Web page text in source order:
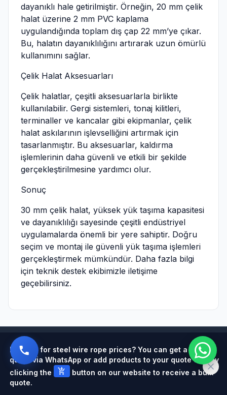
dayanıklı hale getirilmiştir. Örneğin, 20 mm çelik
halat üzerine 2 mm PVC kaplama
uygulandığında toplam dış çap 22 mm’ye çıkar.
Bu, halatın dayanıklılığını artırarak uzun ömürlü
kullanımını sağlar.
Çelik Halat Aksesuarları
Çelik halatlar, çeşitli aksesuarlarla birlikte
kullanılabilir. Gergi sistemleri, tonaj kilitleri,
terminaller ve kancalar gibi ekipmanlar, çelik
halat askılarının işlevselliğini artırmak için
tasarlanmıştır. Bu aksesuarlar, kaldırma
işlemlerinin daha güvenli ve etkili bir şekilde
gerçekleştirilmesine yardımcı olur.
Sonuç
30 mm çelik halat, yüksek yük taşıma kapasitesi
ve dayanıklılığı sayesinde çeşitli endüstriyel
uygulamalarda önemli bir yere sahiptir. Doğru
seçim ve montaj ile güvenli yük taşıma işlemleri
gerçekleştirmek mümkündür. Daha fazla bilgi
için teknik destek ekibimizle iletişime
geçebilirsiniz.
Looking for steel wire rope prices? You can get a quick
quote via WhatsApp or add products to your quote cart by
clicking the
add_shopping_cart
button on our website to receive a bulk
quote.